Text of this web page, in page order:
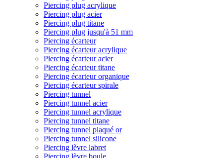
Piercing plug acrylique
Piercing plug acier
Piercing plug titane
Piercing plug jusqu'à 51 mm
Piercing écarteur
Piercing écarteur acrylique
Piercing écarteur acier
Piercing écarteur titane
Piercing écarteur organique
Piercing écarteur spirale
Piercing tunnel
Piercing tunnel acier
Piercing tunnel acrylique
Piercing tunnel titane
Piercing tunnel plaqué or
Piercing tunnel silicone
Piercing lèvre labret
Piercing lèvre boule